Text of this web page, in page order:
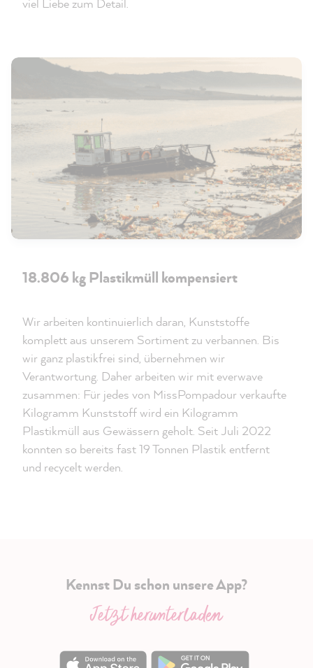
18.806 kg Plastikmüll kompensiert
Wir arbeiten kontinuierlich daran, Kunststoffe
komplett aus unserem Sortiment zu verbannen. Bis
wir ganz plastikfrei sind, übernehmen wir
Verantwortung. Daher arbeiten wir mit everwave
zusammen: Für jedes von MissPompadour verkaufte
Kilogramm Kunststoff wird ein Kilogramm
Plastikmüll aus Gewässern geholt. Seit Juli 2022
konnten so bereits fast 19 Tonnen Plastik entfernt
und recycelt werden.
Kennst Du schon unsere App?
Jetzt herunterladen